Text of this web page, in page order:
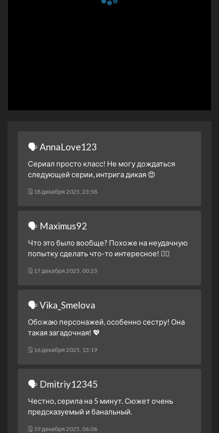
🗣 AnnaLove123
Сериал просто класс! Не могу дождаться
следующей серии, интрига дикая 😍
🗓 18 декабря 2025, 23:58
🗣 Maximus92
Что это было вообще? Похоже на неудачную
попытку сделать что-то интересное! 🤦‍♂️
🗓 17 декабря 2025, 00:23
🗣 Vika_Smelova
Обожаю персонажей, особенно сестру! Она
такая загадочная! 💖
🗓 16 декабря 2025, 13:19
🗣 Dmitriy12345
Честно, серила на 5 минут. Сюжет очень
предсказуемый и банальный.
🗓 19 декабря 2025, 06:06